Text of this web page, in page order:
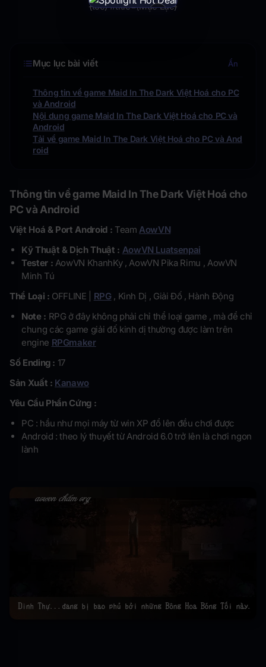
(toc) #title=(Mục Lục)
Mục lục bài viết Ẩn
Thông tin về game Maid In The Dark Việt Hoá cho PC
và Android
Nội dung game Maid In The Dark Việt Hoá cho PC và
Android
Tải về game Maid In The Dark Việt Hoá cho PC và And
roid
Thông tin về game Maid In The Dark Việt Hoá cho
PC và Android
Việt Hoá & Port Android : TeamAowVN
Kỹ Thuật & Dịch Thuật : AowVN Luatsenpai
Tester : AowVN KhanhKy , AowVN Pika Rimu , AowVN
Minh Tú
Thể Loại : OFFLINE | RPG, Kinh Dị , Giải Đố , Hành Động
Note : RPG ở đây không phải chỉ thể loại game , mà để chỉ
chung các game giải đố kinh dị thường được làm trên
engine RPGmaker
Số Ending : 17
Sản Xuất : Kanawo
Yêu Cầu Phần Cứng :
PC : hầu như mọi máy từ win XP đổ lên đều chơi được
Android : theo lý thuyết từ Android 6.0 trở lên là chơi ngon
lành
×